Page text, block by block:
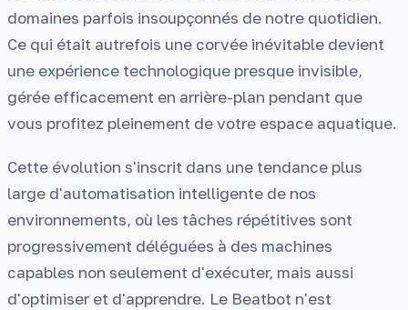
domaines parfois insoupçonnés de notre quotidien.
Ce qui était autrefois une corvée inévitable devient
une expérience technologique presque invisible,
gérée efficacement en arrière-plan pendant que
vous profitez pleinement de votre espace aquatique.
Cette évolution s'inscrit dans une tendance plus
large d'automatisation intelligente de nos
environnements, où les tâches répétitives sont
progressivement déléguées à des machines
capables non seulement d'exécuter, mais aussi
d'optimiser et d'apprendre. Le Beatbot n'est